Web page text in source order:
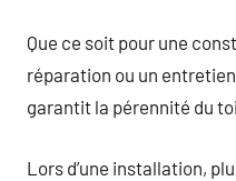
Que ce soit pour une
réparation ou un
garantit la pérennité du
Lors d’une installation,